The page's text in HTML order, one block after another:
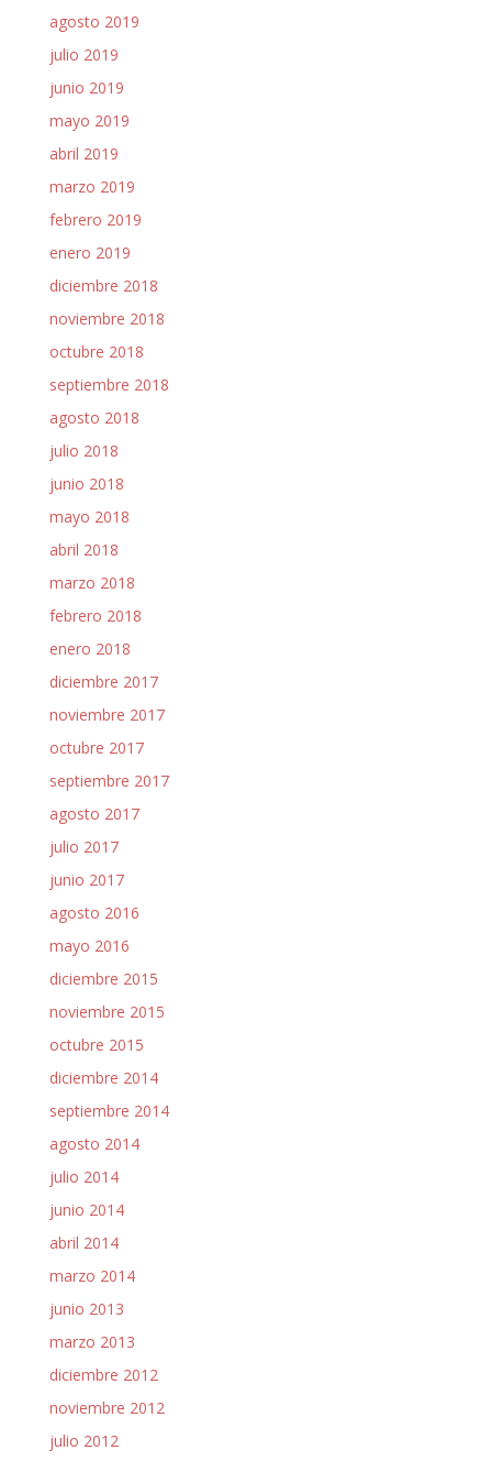
agosto 2019
julio 2019
junio 2019
mayo 2019
abril 2019
marzo 2019
febrero 2019
enero 2019
diciembre 2018
noviembre 2018
octubre 2018
septiembre 2018
agosto 2018
julio 2018
junio 2018
mayo 2018
abril 2018
marzo 2018
febrero 2018
enero 2018
diciembre 2017
noviembre 2017
octubre 2017
septiembre 2017
agosto 2017
julio 2017
junio 2017
agosto 2016
mayo 2016
diciembre 2015
noviembre 2015
octubre 2015
diciembre 2014
septiembre 2014
agosto 2014
julio 2014
junio 2014
abril 2014
marzo 2014
junio 2013
marzo 2013
diciembre 2012
noviembre 2012
julio 2012